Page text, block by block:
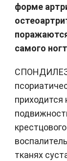
форме
самого
приходится
тканях